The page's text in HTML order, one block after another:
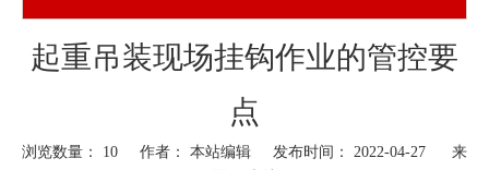
起重吊装现场挂钩作业的管控要
点
浏览数量： 10 作者： 本站编辑 发布时间： 2022-04-27 来